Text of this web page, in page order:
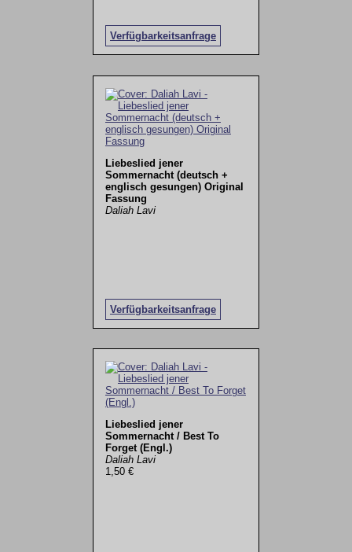
Verfügbarkeitsanfrage
Liebeslied jener
Sommernacht (deutsch +
englisch gesungen) Original
Fassung
Daliah Lavi
Verfügbarkeitsanfrage
Liebeslied jener
Sommernacht / Best To
Forget (Engl.)
Daliah Lavi
1,50 €